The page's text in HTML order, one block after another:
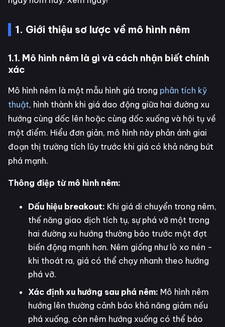
1. Giới thiệu sơ lược về mô hình nêm
1.1. Mô hình nêm là gì và cách nhận biết chính
xác
Mô hình nêm là một mẫu hình giá trong phân tích kỹ
thuật, hình thành khi giá dao động giữa hai đường xu
hướng cùng dốc lên hoặc cùng dốc xuống và hội tụ về
một điểm. Hiểu đơn giản, mô hình này phản ánh giai
đoạn thị trường tích lũy trước khi giá có khả năng bứt
phá mạnh.
Thông điệp từ mô hình nêm:
Dấu hiệu breakout: Khi giá di chuyển trong nêm,
thế năng giao dịch tích tụ, sự phá vỡ một trong
hai đường xu hướng thường báo trước một đợt
biến động mạnh hơn. Nêm giống như lò xo nén -
khi thoát ra, giá có thể chạy nhanh theo hướng
phá vỡ.
Xác định xu hướng sau phá nêm: Mô hình nêm
hướng lên thường cảnh báo khả năng giảm nếu
phá xuống, còn nêm hướng xuống có thể báo